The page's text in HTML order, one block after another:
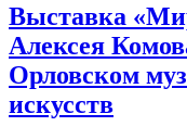
Выставка
Алексея
Орловском
искусств